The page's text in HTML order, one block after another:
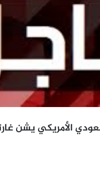
الأمريكي يشن